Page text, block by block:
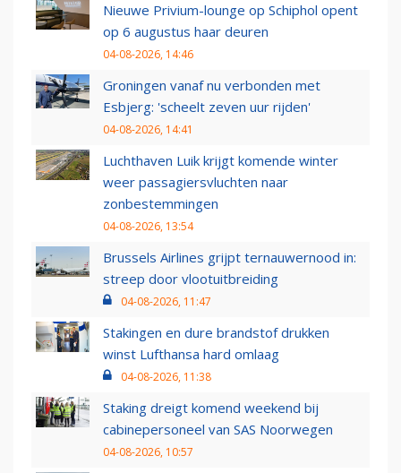
Nieuwe Privium-lounge op Schiphol opent
op 6 augustus haar deuren
04-08-2026, 14:46
Groningen vanaf nu verbonden met
Esbjerg: 'scheelt zeven uur rijden'
04-08-2026, 14:41
Luchthaven Luik krijgt komende winter
weer passagiersvluchten naar
zonbestemmingen
04-08-2026, 13:54
Brussels Airlines grijpt ternauwernood in:
streep door vlootuitbreiding
04-08-2026, 11:47
Stakingen en dure brandstof drukken
winst Lufthansa hard omlaag
04-08-2026, 11:38
Staking dreigt komend weekend bij
cabinepersoneel van SAS Noorwegen
04-08-2026, 10:57